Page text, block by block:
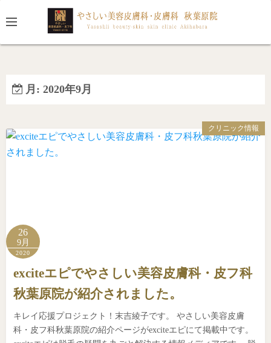
ン
ッ
プ
月: 2020年9月
クリニック情報
26
9月
2020
exciteエピでやさしい美容皮膚科・皮フ科
秋葉原院が紹介されました。
キレイ応援プロジェクト！末吉綾子です。 やさしい美容皮膚
科・皮フ科秋葉原院の紹介ページがexciteエピにて掲載中です。